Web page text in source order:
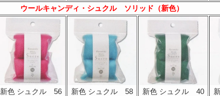
ウールキャンディ・シュクル ソリッド（新色）
新色 シュクル 56 新色 シュクル 58 新色 シュクル 40